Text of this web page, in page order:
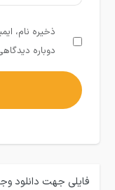
ذخیره نام،
دوباره
فایلی جهت دانلود